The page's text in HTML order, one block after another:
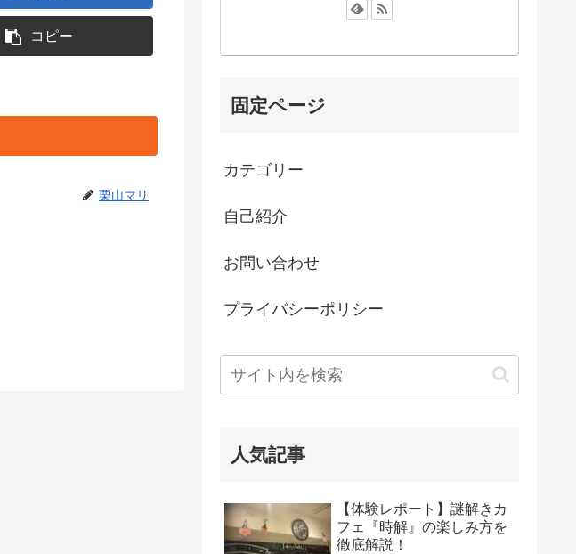
コピー
栗山マリ
固定ページ
カテゴリー
自己紹介
お問い合わせ
プライバシーポリシー
人気記事
【体験レポート】謎解きカ
フェ『時解』の楽しみ方を
徹底解説！